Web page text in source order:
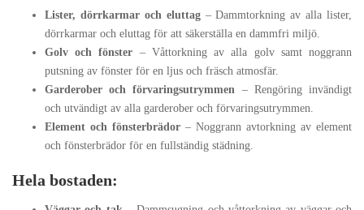
Lister, dörrkarmar och eluttag– Dammtorkning av alla lister,
dörrkarmar och eluttag för att säkerställa en dammfri miljö.
Golv och fönster – Våttorkning av alla golv samt noggrann
putsning av fönster för en ljus och fräsch atmosfär.
Garderober och förvaringsutrymmen – Rengöring invändigt
och utvändigt av alla garderober och förvaringsutrymmen.
Element och fönsterbrädor – Noggrann avtorkning av element
och fönsterbrädor för en fullständig städning.
Hela bostaden: